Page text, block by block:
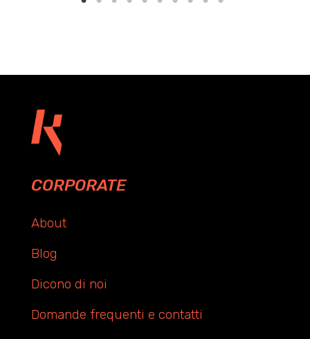
CORPORATE
About
Blog
Dicono di noi
Domande frequenti e contatti